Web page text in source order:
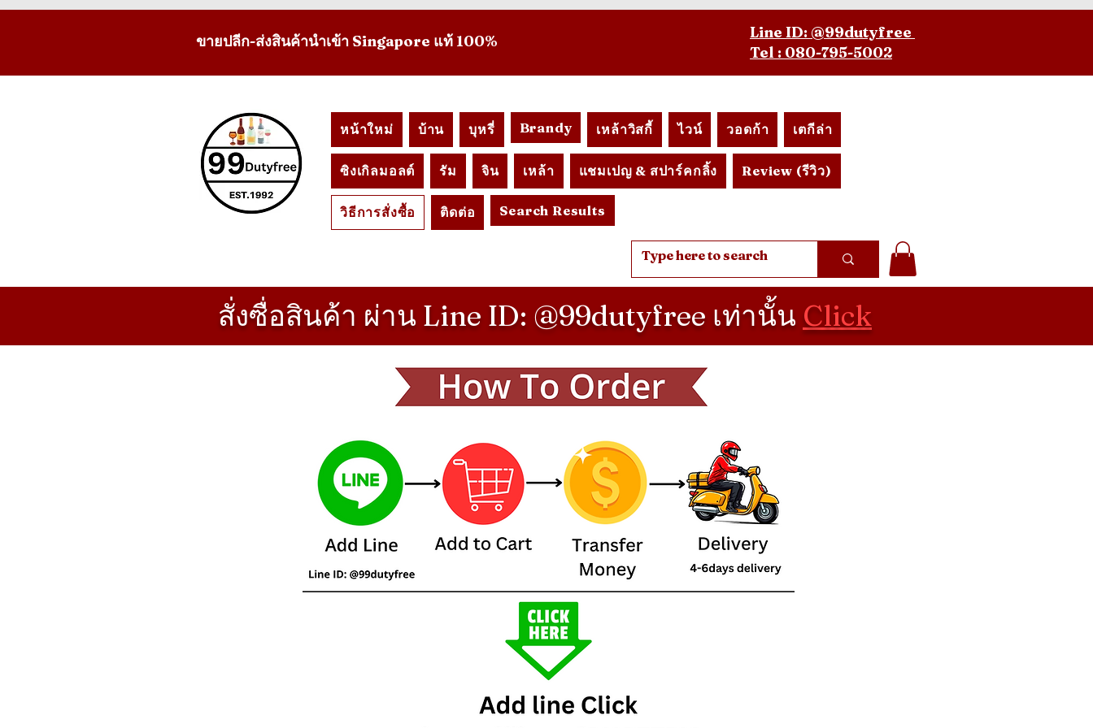
ขายปลีก-ส่งสินค้านำเข้า Singapore แท้ 100%
Line ID: @99dutyfree
Tel : 080-795-5002
หน้าใหม่ บ้าน บุหรี่ Brandy เหล้าวิสกี้ ไวน์ วอดก้า เตกีล่า
ซิงเกิลมอลต์ รัม จิน เหล้า แชมเปญ & สปาร์คกลิ้ง Review (รีวิว)
วิธีการสั่งซื้อ ติดต่อ Search Results
สั่งซื่อสินค้า ผ่าน Line ID: @99dutyfree เท่านั้น Click